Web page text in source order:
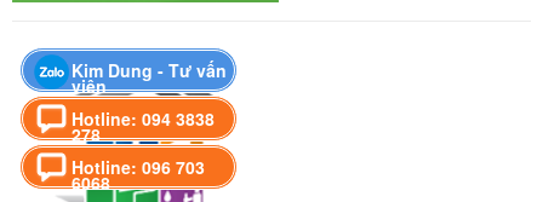
Kim Dung - Tư vấn
viên
Hotline: 094 3838
278
Hotline: 096 703
6068